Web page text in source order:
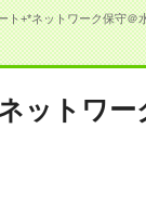
ト+*ネットワーク保守＠
ットワー